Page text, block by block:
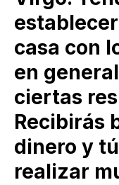
casa con
en
ciertas
Recibirás
dinero y
realizar